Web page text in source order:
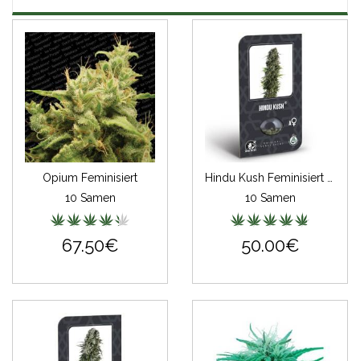
Opium Feminisiert
10 Samen
67.50€
10 Samen
50.00€